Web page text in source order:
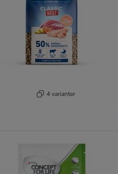
4 varianter